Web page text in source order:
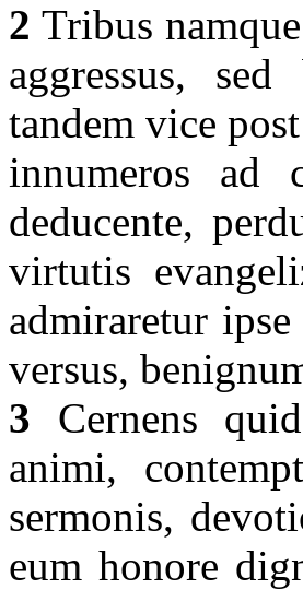
2 Tribus
aggressus,
tandem vice
innumeros ad
deducente,
virtutis
admiraretur
versus,
3 Cernens
animi,
sermonis,
eum honore